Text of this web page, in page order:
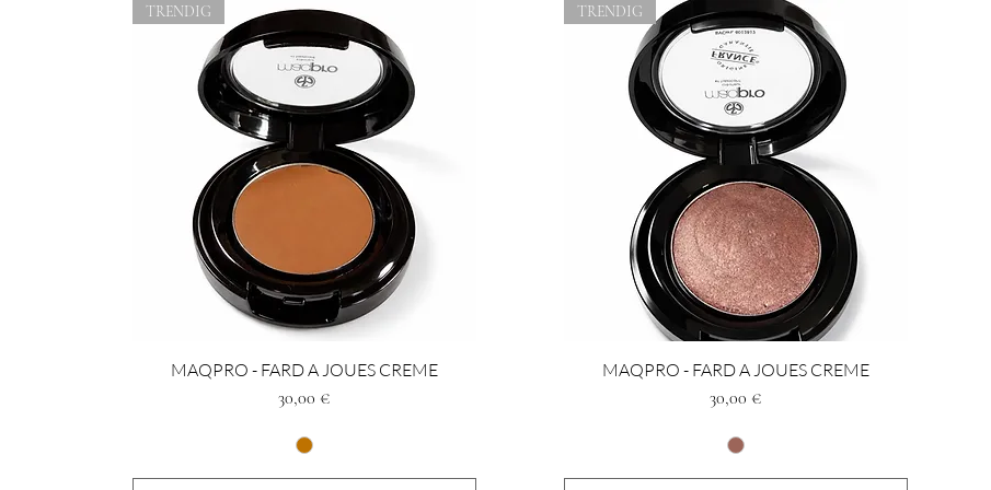
TRENDIG
MAQPRO - FARD A JOUES CREME
Preis
30,00 €
TRENDIG
MAQPRO - FARD A JOUES CREME
Preis
30,00 €